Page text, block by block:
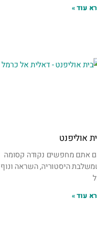
עוד »
אוליפנט
אתם מחפשים נקודה קסומה
היסטוריה, השראה ונוף
עוד »